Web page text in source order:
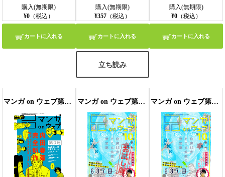
購入(無期限)
¥0 （税込）
カートに入れる
購入(無期限)
¥357（税込）
カートに入れる
立ち読み
購入(無期限)
¥0（税込）
カートに入れる
マンガ on ウェブ第9号 マンガ on ウェブ第10号 無料お試し版 マンガ on ウェブ第10号